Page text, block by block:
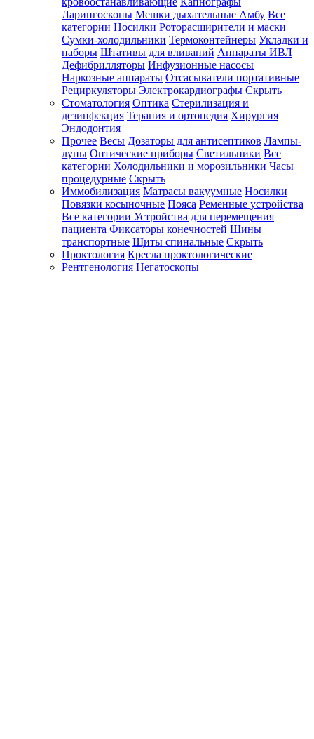
Ларингоскопы Мешки дыхательные Амбу Все
категории Носилки Роторасширители и маски
Сумки-холодильники Термоконтейнеры Укладки и
наборы Штативы для вливаний Аппараты ИВЛ
Дефибрилляторы Инфузионные насосы
Наркозные аппараты Отсасыватели портативные
Рециркуляторы Электрокардиографы Скрыть
Стоматология Оптика Стерилизация и
дезинфекция Терапия и ортопедия Хирургия
Эндодонтия
Прочее Весы Дозаторы для антисептиков Лампы-
лупы Оптические приборы Светильники Все
категории Холодильники и морозильники Часы
процедурные Скрыть
Иммобилизация Матрасы вакуумные Носилки
Повязки косыночные Пояса Ременные устройства
Все категории Устройства для перемещения
пациента Фиксаторы конечностей Шины
транспортные Щиты спинальные Скрыть
Проктология Кресла проктологические
Рентгенология Негатоскопы